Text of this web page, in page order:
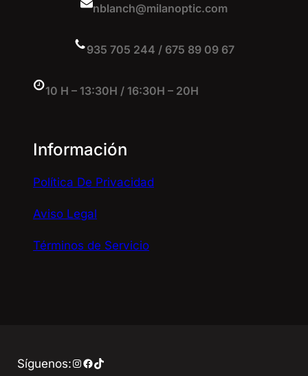
nblanch@milanoptic.com
935 705 244 / 675 89 09 67
10 H – 13:30H / 16:30H – 20H
Información
Política De Privacidad
Aviso Legal
Términos de Servicio
Síguenos:Instagram
Facebook
TikTok